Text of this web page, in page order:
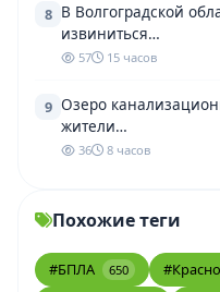
8 В Волгоградской
извиниться…
57 15 часов
9 Озеро
жители…
36 8 часов
Похожие теги
#БПЛА 650